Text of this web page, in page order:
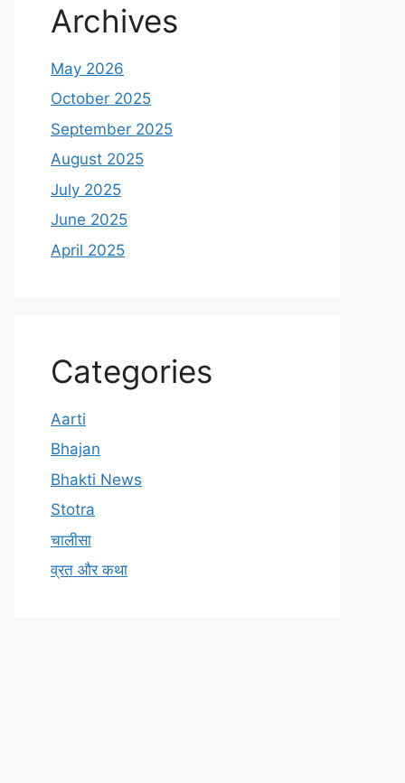
Archives
May 2026
October 2025
September 2025
August 2025
July 2025
June 2025
April 2025
Categories
Aarti
Bhajan
Bhakti News
Stotra
चालीसा
व्रत और कथा